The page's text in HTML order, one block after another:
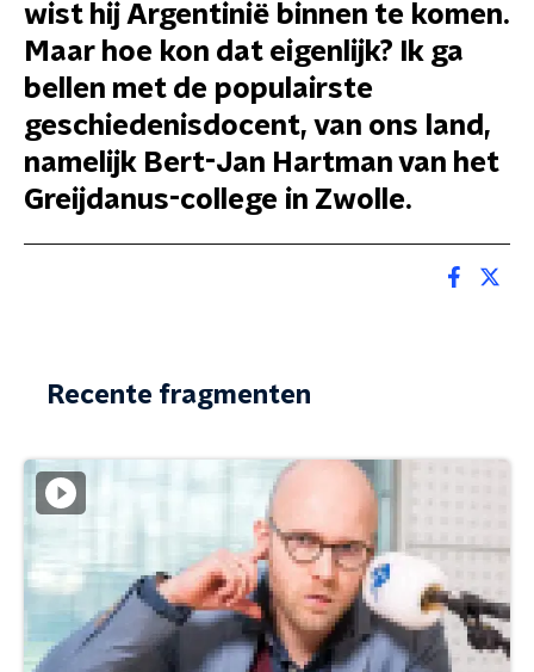
wist hij Argentinië binnen te komen.
Maar hoe kon dat eigenlijk? Ik ga
bellen met de populairste
geschiedenisdocent, van ons land,
namelijk Bert-Jan Hartman van het
Greijdanus-college in Zwolle.
Recente fragmenten